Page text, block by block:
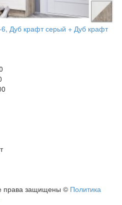
Дуб крафт серый + Дуб крафт
права защищены © Политика